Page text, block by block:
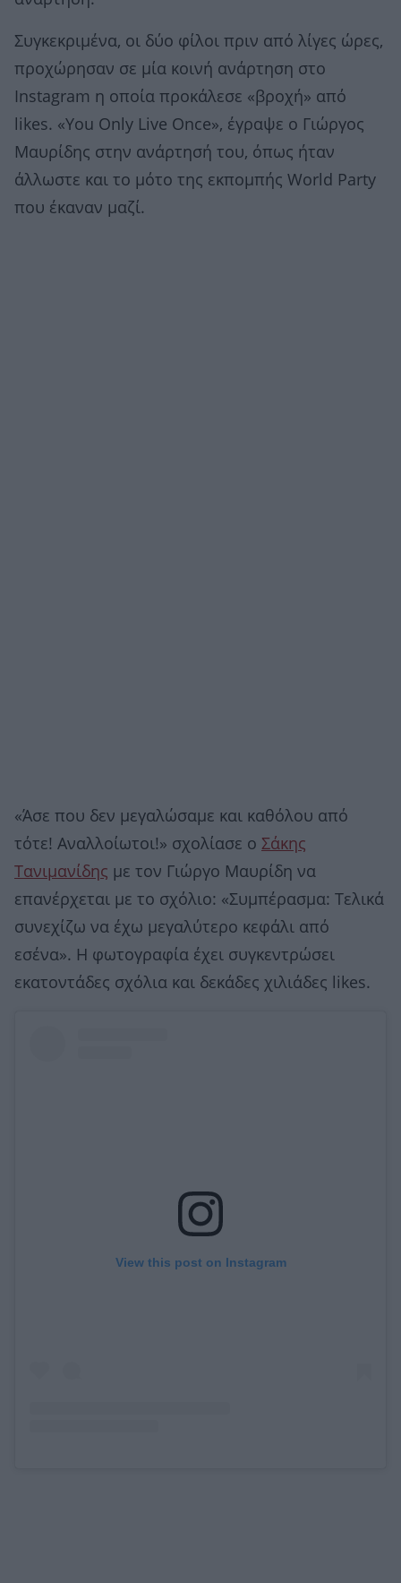
Συγκεκριμένα, οι δύο φίλοι πριν από λίγες ώρες,
προχώρησαν σε μία κοινή ανάρτηση στο
Instagram η οποία προκάλεσε «βροχή» από
likes. «You Only Live Once», έγραψε ο Γιώργος
Μαυρίδης στην ανάρτησή του, όπως ήταν
άλλωστε και το μότο της εκπομπής World Party
που έκαναν μαζί.
«Άσε που δεν μεγαλώσαμε και καθόλου από
τότε! Αναλλοίωτοι!» σχολίασε ο Σάκης
Τανιμανίδης με τον Γιώργο Μαυρίδη να
επανέρχεται με το σχόλιο: «Συμπέρασμα: Τελικά
συνεχίζω να έχω μεγαλύτερο κεφάλι από
εσένα». Η φωτογραφία έχει συγκεντρώσει
εκατοντάδες σχόλια και δεκάδες χιλιάδες likes.
View this post on Instagram